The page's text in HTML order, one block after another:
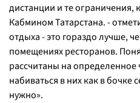
дистанции и те
Кабмином Татарстана. -
отдыха - это гораздо лучше,
помещениях ресторанов.
рассчитаны на определенное
набиваться в них как в бочке
нужно».